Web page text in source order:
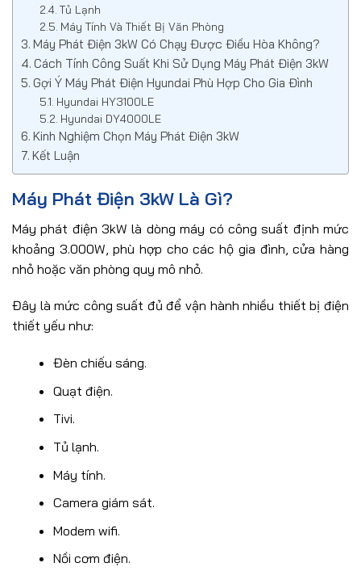
Tủ Lạnh
Máy Tính Và Thiết Bị Văn Phòng
Máy Phát Điện 3kW Có Chạy Được Điều Hòa Không?
Cách Tính Công Suất Khi Sử Dụng Máy Phát Điện 3kW
Gợi Ý Máy Phát Điện Hyundai Phù Hợp Cho Gia Đình
Hyundai HY3100LE
Hyundai DY4000LE
Kinh Nghiệm Chọn Máy Phát Điện 3kW
Kết Luận
Máy Phát Điện 3kW Là Gì?
Máy phát điện 3kW là dòng máy có công suất định mức
khoảng 3.000W, phù hợp cho các hộ gia đình, cửa hàng
nhỏ hoặc văn phòng quy mô nhỏ.
Đây là mức công suất đủ để vận hành nhiều thiết bị điện
thiết yếu như:
Đèn chiếu sáng.
Quạt điện.
Tivi.
Tủ lạnh.
Máy tính.
Camera giám sát.
Modem wifi.
Nồi cơm điện.